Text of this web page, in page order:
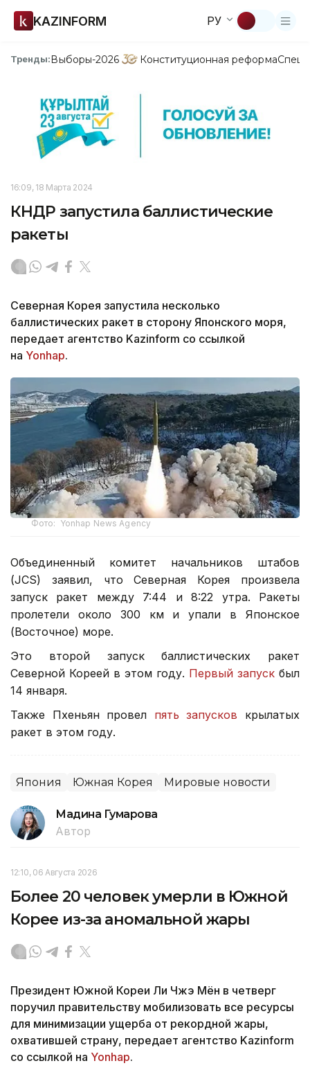
KAZINFORM РУ
Тренды:Выборы-2026 Конституционная реформа
16:09, 18 Марта 2024
КНДР запустила баллистические
ракеты
Северная Корея запустила несколько
баллистических ракет в сторону Японского моря,
передает агентство Kazinform со ссылкой
на Yonhap.
Фото: Yonhap News Agency
Объединенный комитет начальников штабов
(JCS) заявил, что Северная Корея произвела
запуск ракет между 7:44 и 8:22 утра. Ракеты
пролетели около 300 км и упали в Японское
(Восточное) море.
Это второй запуск баллистических ракет
Северной Кореей в этом году. Первый запуск был
14 января.
Также Пхеньян провел пять запусков крылатых
ракет в этом году.
Япония Южная Корея Мировые новости
Мадина Гумарова
Автор
12:10, 06 Августа 2026
Более 20 человек умерли в Южной
Корее из-за аномальной жары
Президент Южной Кореи Ли Чжэ Мён в четверг
поручил правительству мобилизовать все ресурсы
для минимизации ущерба от рекордной жары,
охватившей страну, передает агентство Kazinform
со ссылкой на Yonhap.